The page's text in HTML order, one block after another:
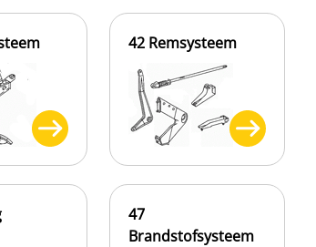
42 Remsysteem
47
Brandstofsysteem